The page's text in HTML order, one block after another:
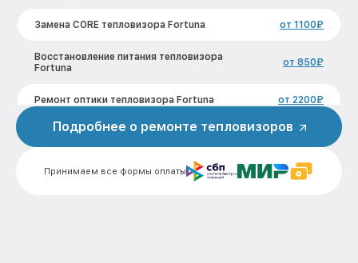
Замена CORE тепловизора Fortuna от 1100₽
Восстановление питания тепловизора
Fortuna
от 850₽
Ремонт оптики тепловизора Fortuna от 2200₽
Ремонт датчика синхроимпульсов
Калибровка и настройка тепловизора
от 900₽
Принимаем все формы оплаты
Подробнее о ремонте тепловизоров